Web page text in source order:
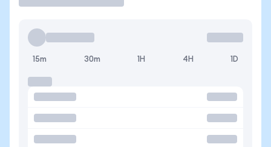
15m 30m 1H 4H 1D